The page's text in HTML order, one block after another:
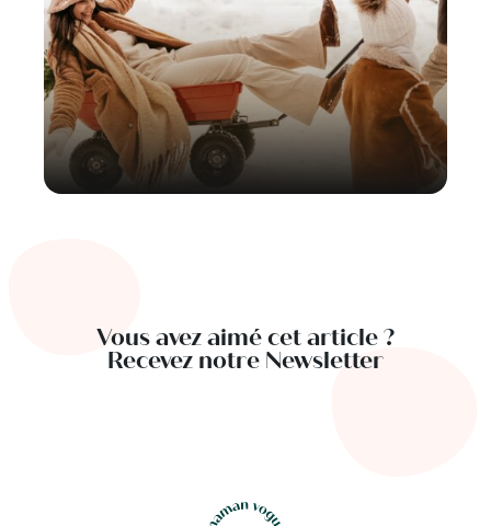
Vous avez aimé cet article ?
Recevez notre Newsletter